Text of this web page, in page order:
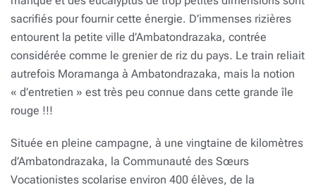
sacrifiés pour fournir cette énergie. D’immenses rizières
entourent la petite ville d’Ambatondrazaka, contrée
considérée comme le grenier de riz du pays. Le train reliait
autrefois Moramanga à Ambatondrazaka, mais la notion
« d’entretien » est très peu connue dans cette grande île
rouge !!!
Située en pleine campagne, à une vingtaine de kilomètres
d’Ambatondrazaka, la Communauté des Sœurs
Vocationistes scolarise environ 400 élèves, de la